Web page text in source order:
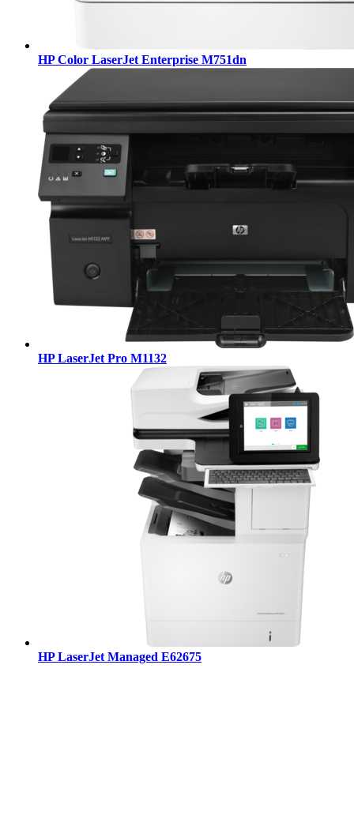
HP Color LaserJet Enterprise M751dn
HP LaserJet Pro M1132
HP LaserJet Managed E62675